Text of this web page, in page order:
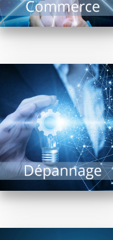
EN SAVOIR PLUS
Malgré les évolutions
technologiques, le
risque de panne ne
peut être exclu. Il est
alors précieux...
EN SAVOIR PLUS